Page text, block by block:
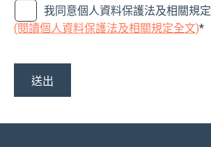
我同意個人資料保護法及相關規定
(閱讀個人資料保護法及相關規定全文)*